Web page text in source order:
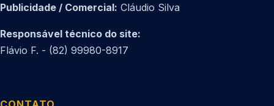
Publicidade / Comercial: Cláudio Silva
Responsável técnico do site:
Flávio F. - (82) 99980-8917